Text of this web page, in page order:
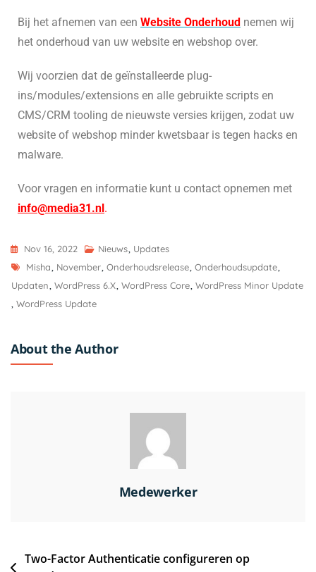
Bij het afnemen van een Website Onderhoud nemen wij
het onderhoud van uw website en webshop over.
Wij voorzien dat de geïnstalleerde plug-
ins/modules/extensions en alle gebruikte scripts en
CMS/CRM tooling de nieuwste versies krijgen, zodat uw
website of webshop minder kwetsbaar is tegen hacks en
malware.
Voor vragen en informatie kunt u contact opnemen met
info@media31.nl.
Nov 16, 2022 Nieuws Updates
Misha
November Onderhoudsrelease Onderhoudsupdate
Updaten WordPress 6.x WordPress Core WordPress Minor Update
WordPress Update
About the Author
Medewerker
Two-Factor Authenticatie configureren op